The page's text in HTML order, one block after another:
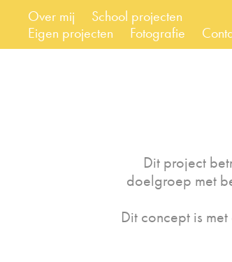
Over mij
School projecten
Eigen projecten
Fotografie
Dit project
doelgroep met
Dit concept is